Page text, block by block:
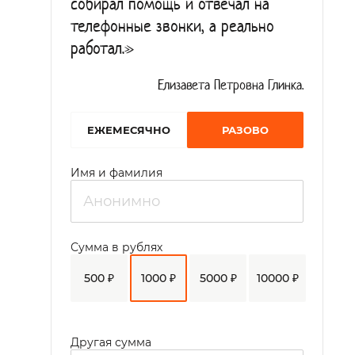
собирал помощь и отвечал на
телефонные звонки, а реально
работал.»
Елизавета Петровна Глинка.
EЖЕМЕСЯЧНО РАЗОВО
Имя и фамилия
500 ₽ 1000 ₽ 5000 ₽ 10000 ₽
Сумма в рублях
Другая сумма